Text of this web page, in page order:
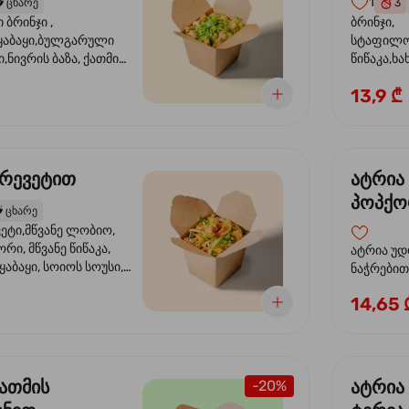
ცხარე
,
ბაზა, ქათმის
ხახვი,სეზამის
3
ბრინჯი,
სოუსი,
13,9 ₾
ცხარე
ლობიო,
მწვანე წიწაკა,
სოიოს სოუსი,
სოუსი, მწვანე ხახვი,
ატრია
სოსუით
ატრია
ნაჭრებით,
ნიორი)
14,65
-20%